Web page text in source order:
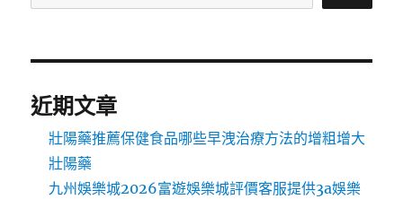
近期文章
壯陽藥推薦保健食品哪些早洩治療方法的增粗增大
壯陽藥
九州娛樂城2026富遊娛樂城評價客服提供3a娛樂